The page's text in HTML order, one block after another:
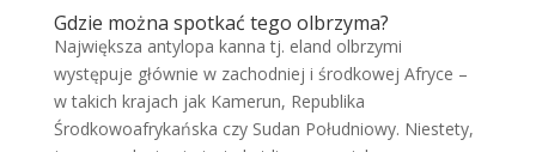
Gdzie można spotkać tego olbrzyma?
Największa antylopa kanna tj. eland olbrzymi
występuje głównie w zachodniej i środkowej Afryce –
w takich krajach jak Kamerun, Republika
Środkowoafrykańska czy Sudan Południowy. Niestety,